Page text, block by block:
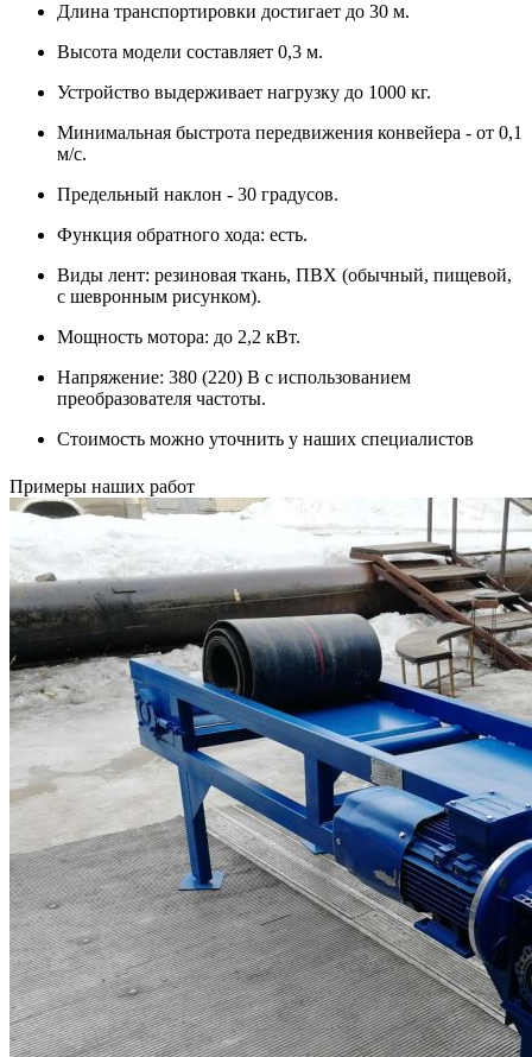
Длина транспортировки достигает до 30 м.
Высота модели составляет 0,3 м.
Устройство выдерживает нагрузку до 1000 кг.
Минимальная быстрота передвижения конвейера - от 0,1
м/с.
Предельный наклон - 30 градусов.
Функция обратного хода: есть.
Виды лент: резиновая ткань, ПВХ (обычный, пищевой,
с шевронным рисунком).
Мощность мотора: до 2,2 кВт.
Напряжение: 380 (220) В с использованием
преобразователя частоты.
Стоимость можно уточнить у наших специалистов
Примеры наших работ